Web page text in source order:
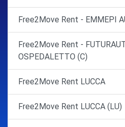
Free2Move Rent - EMMEPI
Free2Move Rent -
OSPEDALETTO (C)
Free2Move Rent LUCCA
Free2Move Rent LUCCA (LU)